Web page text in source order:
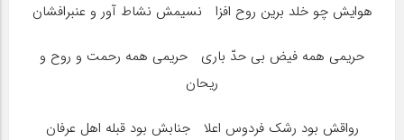
هوایش چو خلد برین روح ‏افزا نسیمش نشاط آور و عنبرافشان
حریمى همه فیض بى حدّ بارى حریمى همه رحمت و روح و
ریحان
رواقش بود رشک فردوس اعلا جنابش بود قبله اهل عرفان